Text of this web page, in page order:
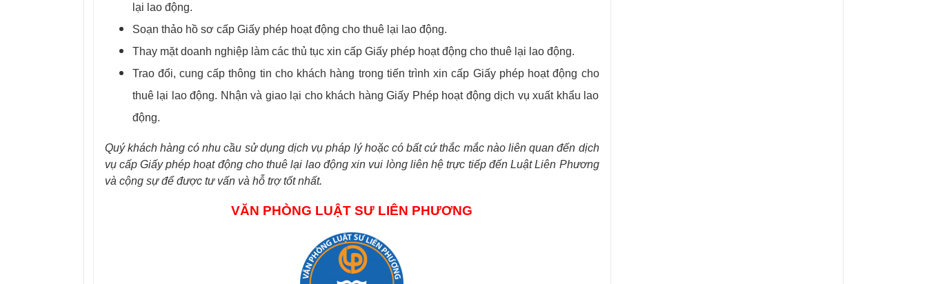
lại lao động.
Soạn thảo hồ sơ cấp Giấy phép hoạt động cho thuê lại lao động.
Thay mặt doanh nghiệp làm các thủ tục xin cấp Giấy phép hoạt động cho thuê lại lao động.
Trao đổi, cung cấp thông tin cho khách hàng trong tiến trình xin cấp Giấy phép hoạt động cho
thuê lại lao động. Nhận và giao lại cho khách hàng Giấy Phép hoạt động dịch vụ xuất khẩu lao
động.
Quý khách hàng có nhu cầu sử dụng dịch vụ pháp lý hoặc có bất cứ thắc mắc nào liên quan đến dịch
vụ cấp Giấy phép hoạt động cho thuê lại lao động xin vui lòng liên hệ trực tiếp đến Luật Liên Phương
và cộng sự để được tư vấn và hỗ trợ tốt nhất.
VĂN PHÒNG LUẬT SƯ LIÊN PHƯƠNG